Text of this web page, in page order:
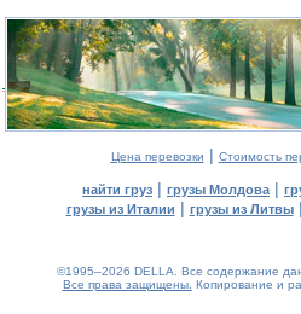
Цена перевозки | Стоимость
найти груз | грузы Молдова |
грузы из Италии | грузы из Литвы|
©1995–2026 DELLA. Все содержание
Все права защищены. Копирование и